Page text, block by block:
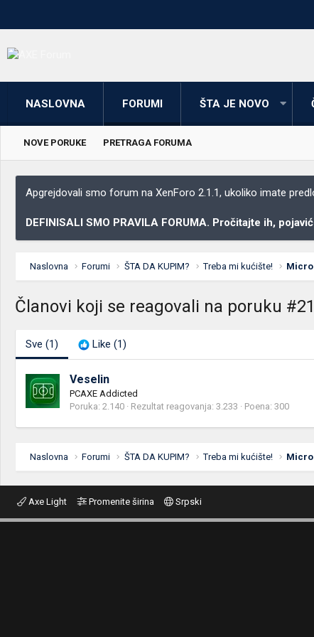
NASLOVNA FORUMI ŠTA JE NOVO
NOVE PORUKE PRETRAGA FORUMA
Apgrejdovali smo forum na XenForo 2.1.1, ukoliko imate
DEFINISALI SMO PRAVILA FORUMA. Pročitajte ih,
Naslovna Forumi ŠTA DA KUPIM? Treba mi kućište! Micro
Članovi koji se reagovali na poruku #21
Sve (1) Like (1)
Veselin
PCAXE Addicted
Poruka 2.140 Rezultat reagovanja 3.233 Poena 300
Naslovna Forumi ŠTA DA KUPIM? Treba mi kućište! Micro
Axe Light Promenite širina Srpski